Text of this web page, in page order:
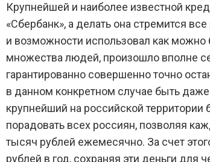
«Сбербанк»
в транспорте для
банковских карт
Крупнейшей и наиболее известной
«Сбербанк», а делать она стремится
и возможности использовал как
множества людей, произошло вполне
гарантированно совершенно точно
в данном конкретном случае быть
крупнейший на российской
порадовать всех россиян, позволяя
тысяч рублей ежемесячно. За счет
рублей в год, сохраняя эти деньги для